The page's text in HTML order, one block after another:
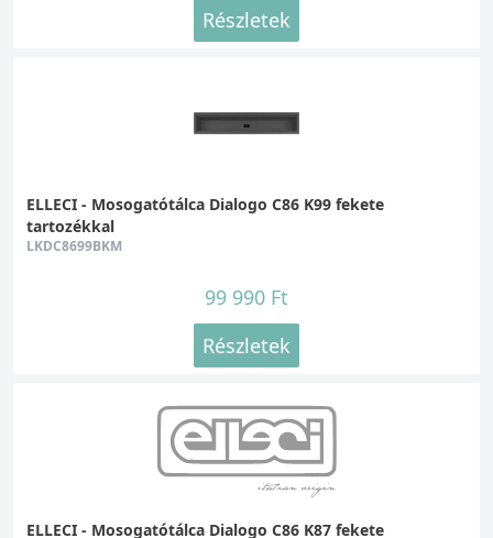
Részletek
ELLECI - Mosogatótálca Dialogo C86 K99 fekete
tartozékkal
LKDC8699BKM
99 990 Ft
Részletek
ELLECI - Mosogatótálca Dialogo C86 K87 fekete